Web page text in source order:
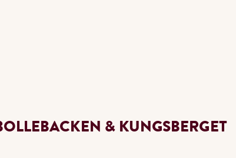
& KUNGSBERGET